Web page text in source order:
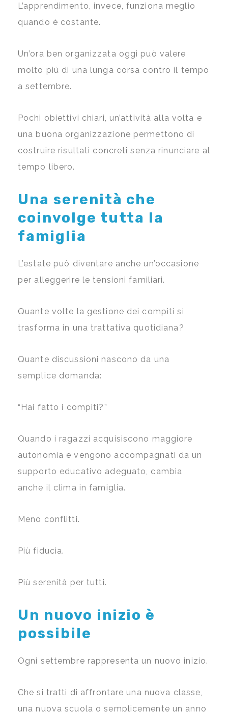
L’apprendimento, invece, funziona meglio
quando è costante.
Un’ora ben organizzata oggi può valere
molto più di una lunga corsa contro il tempo
a settembre.
Pochi obiettivi chiari, un’attività alla volta e
una buona organizzazione permettono di
costruire risultati concreti senza rinunciare al
tempo libero.
Una serenità che
coinvolge tutta la
famiglia
L’estate può diventare anche un’occasione
per alleggerire le tensioni familiari.
Quante volte la gestione dei compiti si
trasforma in una trattativa quotidiana?
Quante discussioni nascono da una
semplice domanda:
“Hai fatto i compiti?”
Quando i ragazzi acquisiscono maggiore
autonomia e vengono accompagnati da un
supporto educativo adeguato, cambia
anche il clima in famiglia.
Meno conflitti.
Più fiducia.
Più serenità per tutti.
Un nuovo inizio è
possibile
Ogni settembre rappresenta un nuovo inizio.
Che si tratti di affrontare una nuova classe,
una nuova scuola o semplicemente un anno